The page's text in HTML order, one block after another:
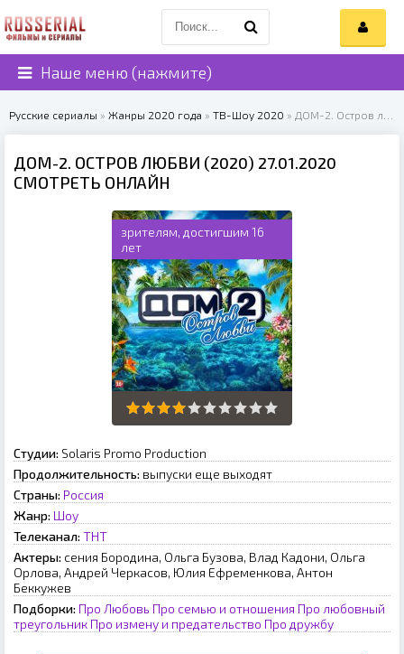
Наше меню (нажмите)
Русские сериалы » Жанры 2020 года » ТВ-Шоу 2020 » ДОМ-2. Остров любви (2020)
ДОМ-2. ОСТРОВ ЛЮБВИ (2020) 27.01.2020
СМОТРЕТЬ ОНЛАЙН
зрителям, достигшим 16
лет
Студии: Solaris Promo Production
Продолжительность: выпуски еще выходят
Страны: Россия
Жанр: Шоу
Телеканал: ТНТ
Актеры: сения Бородина, Ольга Бузова, Влад Кадони, Ольга
Орлова, Андрей Черкасов, Юлия Ефременкова, Антон
Беккужев
Подборки: Про Любовь Про семью и отношения Про любовный
треугольник Про измену и предательство Про дружбу